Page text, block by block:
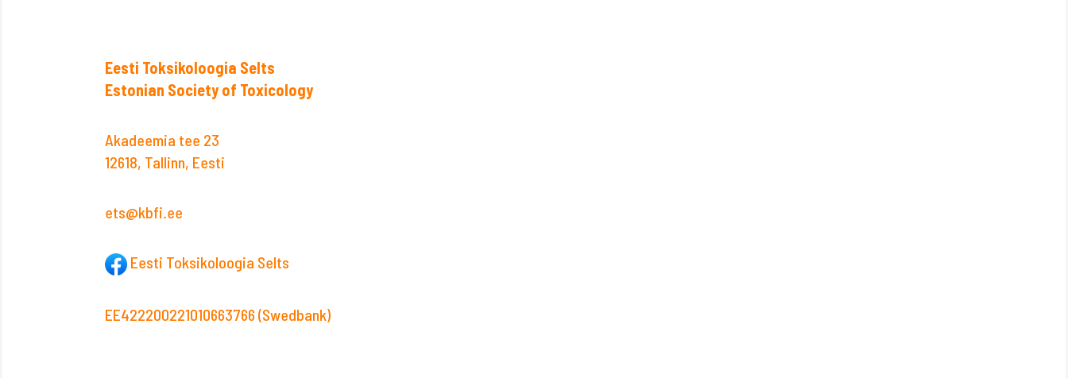
Eesti Toksikoloogia Selts
Estonian Society of Toxicology
Akadeemia tee 23
12618, Tallinn, Eesti
ets@kbfi.ee
Eesti Toksikoloogia Selts
EE422200221010663766 (Swedbank)